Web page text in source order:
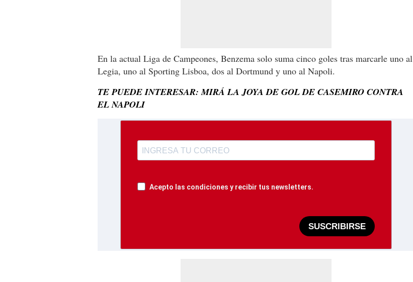
En la actual Liga de Campeones, Benzema solo suma cinco goles tras marcarle uno al
Legia, uno al Sporting Lisboa, dos al Dortmund y uno al Napoli.
TE PUEDE INTERESAR: MIRÁ LA JOYA DE GOL DE CASEMIRO CONTRA
EL NAPOLI
Acepto las condiciones y recibir tus newsletters.
SUSCRIBIRSE